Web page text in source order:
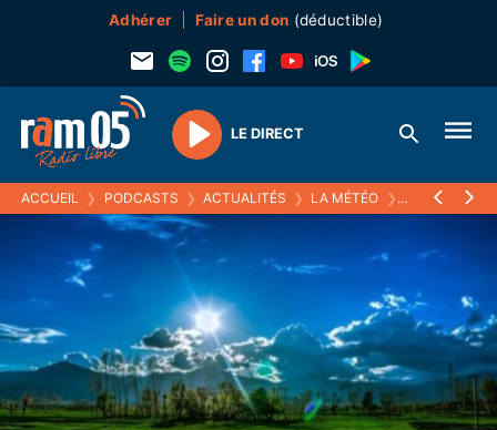
Adhérer Faire un don (déductible)
Play
LE DIRECT
ACCUEIL ❯ PODCASTS ❯ ACTUALITÉS ❯ LA MÉTÉO ❯ 28 OCTOBRE